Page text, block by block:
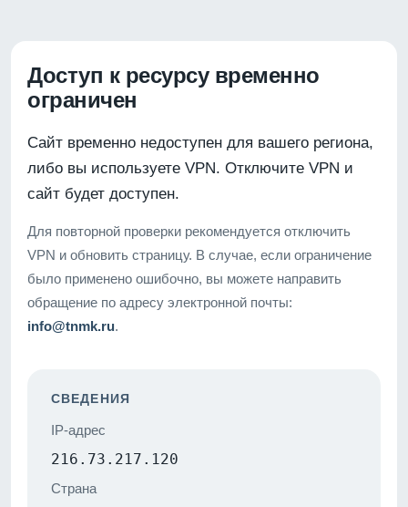
Доступ к ресурсу временно
ограничен
Сайт временно недоступен для вашего региона,
либо вы используете VPN. Отключите VPN и
сайт будет доступен.
Для повторной проверки рекомендуется отключить
VPN и обновить страницу. В случае, если ограничение
было применено ошибочно, вы можете направить
обращение по адресу электронной почты:
info@tnmk.ru.
СВЕДЕНИЯ
IP-адрес
216.73.217.120
Страна